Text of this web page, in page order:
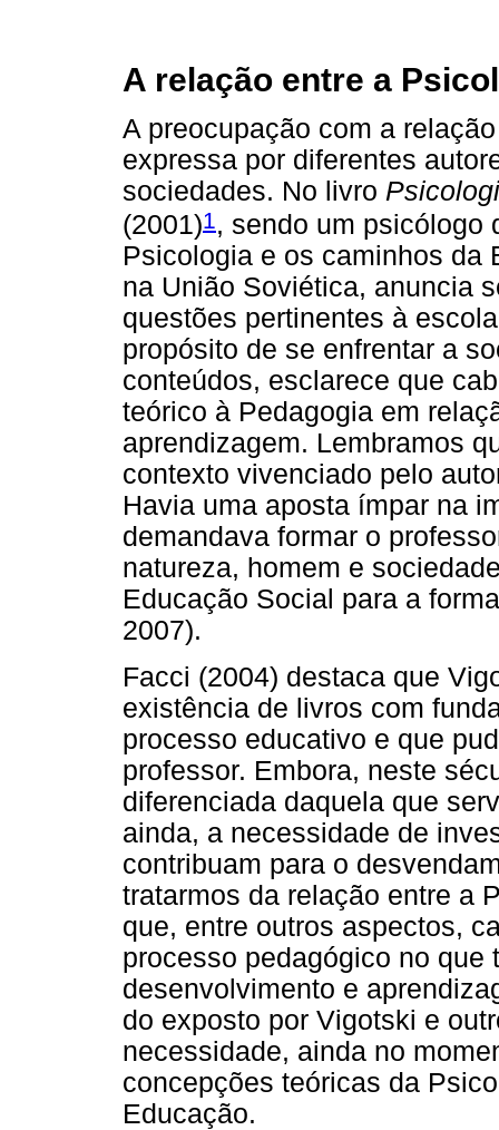
A relação entre a
A preocupação com a
expressa por diferentes
sociedades. No livro
(2001)1, sendo um psicólogo
Psicologia e os caminhos da
na União Soviética, anuncia
questões pertinentes à
propósito de se enfrentar a
conteúdos, esclarece que
teórico à Pedagogia em
aprendizagem. Lembramos
contexto vivenciado pelo
Havia uma aposta ímpar na
demandava formar o
natureza, homem e
Educação Social para a
2007).
Facci (2004) destaca que
existência de livros com
processo educativo e que
professor. Embora, neste
diferenciada daquela que
ainda, a necessidade de
contribuam para o
tratarmos da relação entre a
que, entre outros aspectos,
processo pedagógico no que
desenvolvimento e
do exposto por Vigotski e
necessidade, ainda no
concepções teóricas da
Educação.